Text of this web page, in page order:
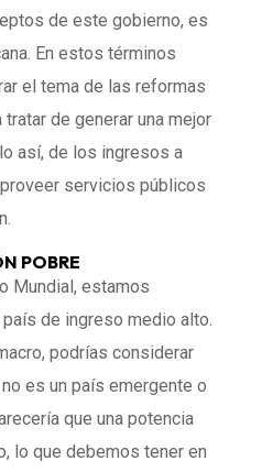
de este gobierno, es
En estos términos
el tema de las reformas
de generar una mejor
así, de los ingresos a
servicios públicos
POBRE
Mundial, estamos
de ingreso medio alto.
podrías considerar
es un país emergente o
que una potencia
lo que debemos tener en